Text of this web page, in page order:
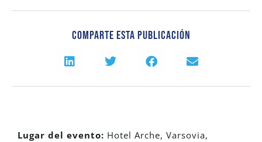
Comparte Esta Publicación
Lugar del evento: Hotel Arche, Varsovia,